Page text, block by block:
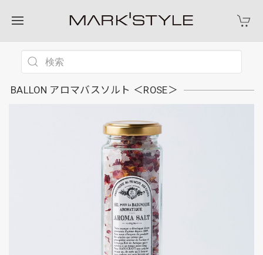
BALLON アロマバスソルト ＜ROSE＞